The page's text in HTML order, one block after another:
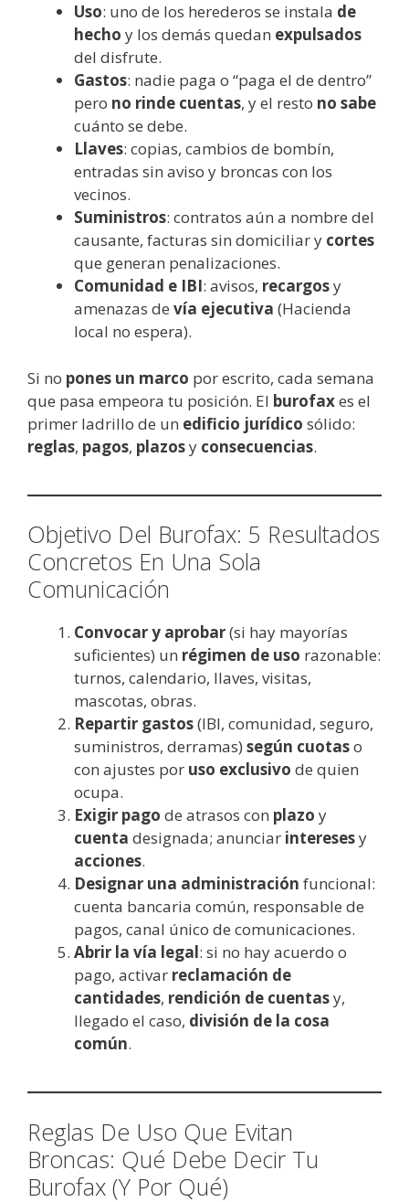
Uso: uno de los herederos se instala de
hecho y los demás quedan expulsados
del disfrute.
Gastos: nadie paga o “paga el de dentro”
pero no rinde cuentas, y el resto no sabe
cuánto se debe.
Llaves: copias, cambios de bombín,
entradas sin aviso y broncas con los
vecinos.
Suministros: contratos aún a nombre del
causante, facturas sin domiciliar y cortes
que generan penalizaciones.
Comunidad e IBI: avisos, recargosy
amenazas de vía ejecutiva (Hacienda
local no espera).
Si no pones un marco por escrito, cada semana
que pasa empeora tu posición. El burofaxes el
primer ladrillo de un edificio jurídico sólido:
reglas, pagos, plazosy consecuencias.
Objetivo Del Burofax: 5 Resultados
Concretos En Una Sola
Comunicación
Convocar y aprobar(si hay mayorías
suficientes) un régimen de uso razonable:
turnos, calendario, llaves, visitas,
mascotas, obras.
Repartir gastos(IBI, comunidad, seguro,
suministros, derramas) según cuotaso
con ajustes por uso exclusivo de quien
ocupa.
Exigir pago de atrasos con plazo y
cuenta designada; anunciar interesesy
acciones.
Designar una administración funcional:
cuenta bancaria común, responsable de
pagos, canal único de comunicaciones.
Abrir la vía legal: si no hay acuerdo o
pago, activar reclamación de
cantidades, rendición de cuentasy,
llegado el caso, división de la cosa
común.
Reglas De Uso Que Evitan
Broncas: Qué Debe Decir Tu
Burofax (Y Por Qué)